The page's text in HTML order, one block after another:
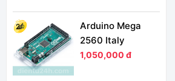
Arduino Mega
2560 Italy
1,050,000 đ